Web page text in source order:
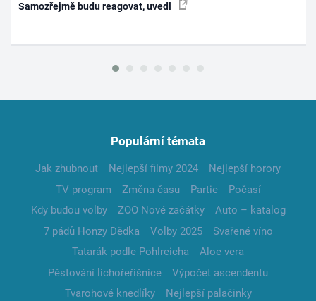
Samozřejmě budu reagovat, uvedl
Populární témata
Jak zhubnout Nejlepší filmy 2024
Nejlepší horory
TV program
Změna času Partie
Počasí
Kdy budou volby
ZOO Nové začátky
Auto – katalog
7 pádů Honzy Dědka
Volby 2025
Svařené víno
Tatarák podle Pohlreicha
Aloe vera
Pěstování lichořeřišnice
Výpočet ascendentu
Tvarohové knedlíky
Nejlepší palačinky